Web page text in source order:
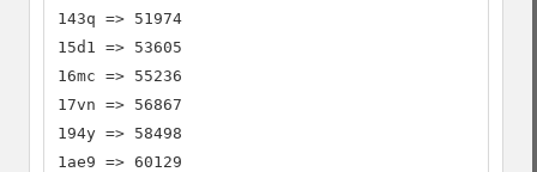
143q => 51974
15d1 => 53605
16mc => 55236
17vn => 56867
194y => 58498
1ae9 => 60129